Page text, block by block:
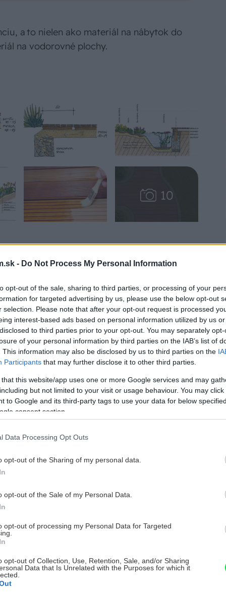
- Do Not Process My Personal Information
opt-out of the sale, sharing to third parties, or processing of your
for targeted advertising by us, please use the below opt-out
selection. Please note that after your opt-out request is processed
interest-based ads based on personal information utilized by us
to third parties prior to your opt-out. You may separately
of your personal information by third parties on the IAB’s list of
This information may also be disclosed by us to third parties on the
Participants that may further disclose it to other third parties.
that this website/app uses one or more Google services and may
but not limited to your visit or usage behaviour. You may
to Google and its third-party tags to use your data for below
consent section.
Data Processing Opt Outs
opt-out of the Sharing of my personal data.
opt-out of the Sale of my Personal Data.
opt-out of processing my Personal Data for Targeted
opt-out of Collection, Use, Retention, Sale, and/or Sharing
Data that Is Unrelated with the Purposes for which it
a to nielen ako materiál na nábytok do
na vodorovné plochy.
forme – ako guľatinu, polguľatinu,
prúty.
mate­riál, ktorý sa výborne spracúva
biologického pôvodu, je však menej
a slabo odolné proti zemnej vlhkosti,
konštrukčnými opatreniami, prípadne
sú vhodné tvrdé a trvanlivé druhy
borovicové a smrekovcové,
jaseňa, jarabiny a iné tvrdšie druhy).
okrem impregnácie aj viac-menej
pochôdzna plocha, viac alebo
Odpočívadlo, na rozdiel od nej, je
odpočinkových plôch pri domoch sú
spravidla tak, že podlaha prízemia vo
vyššie než okolitý terén. Toto opatrenie
vonkajšími vplyvmi – vniknutím
Keďže ideálna poloha vonkajšej
o málo nižšej) ako podlaha
o niekoľko desiatok cm nad
vyriešiť jej zvýšený okraj.